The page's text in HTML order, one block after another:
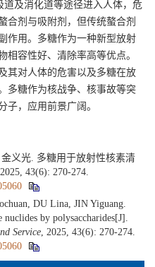
及消化道等途径进入人体，危
合剂与吸附剂，但传统螯合剂
作用。多糖作为一种新型放射
相容性好、清除率高等优点。
其对人体的危害以及多糖在放
多糖作为核战争、核事故等突
子，应用前景广阔。
义光. 多糖用于放射性核素清
43(6): 270-274.
DU Lina, JIN Yiguang.
by polysaccharides[J].
Service , 2025, 43(6): 270-274.